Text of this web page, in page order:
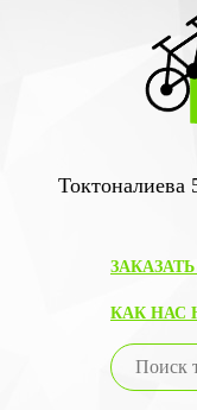
Токтоналиева
КАК НАС